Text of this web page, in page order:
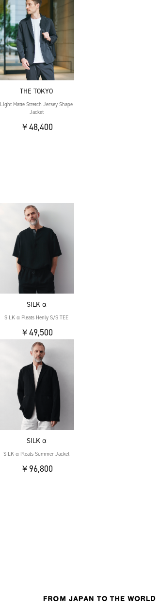
THE TOKYO
Light Matte Stretch Jersey Shape
Jacket
￥48,400
SILK α
SILK α Pleats Henly S/S TEE
￥49,500
SILK α
SILK α Pleats Summer Jacket
￥96,800